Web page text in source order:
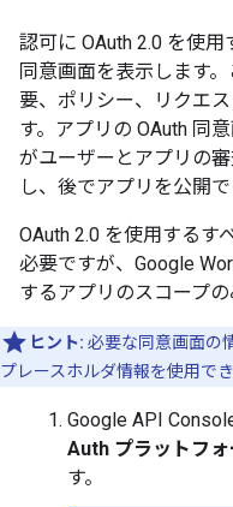
認可に OAuth 2.0 を使
同意画面を表示します
要、ポリシー、リクエ
す。アプリの OAuth 同
がユーザーとアプリの
し、後でアプリを公開
OAuth 2.0 を使用するす
必要ですが、Google
するアプリのスコープ
ヒント: 必要な同意画面の
プレースホルダ情報を使用でき
Google API
Auth プラットフォ
す。